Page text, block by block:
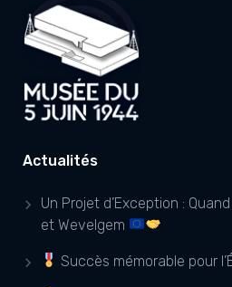
Actualités
Un Projet d’Exception :
et Wevelgem
Succès mémorable pour